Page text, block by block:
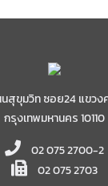
นสุขุมวิท ซอย24 แขว
กรุงเทพมหานคร 10110
02 075 2700-2
02 075 2703